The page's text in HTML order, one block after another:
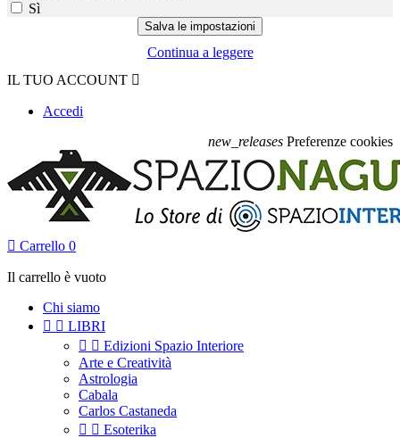
Sì
Continua a leggere
IL TUO ACCOUNT 
Accedi
new_releases Preferenze cookies
 Carrello 0
Il carrello è vuoto
Chi siamo
  LIBRI
  Edizioni Spazio Interiore
Arte e Creatività
Astrologia
Cabala
Carlos Castaneda
  Esoterika